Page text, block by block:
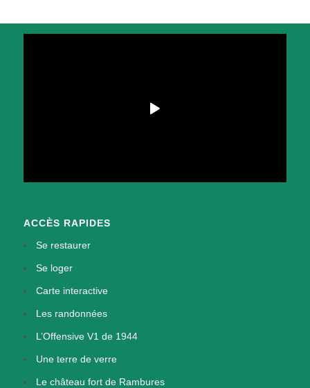
ACCÈS RAPIDES
Se restaurer
Se loger
Carte interactive
Les randonnées
L’Offensive V1 de 1944
Une terre de verre
Le château fort de Rambures